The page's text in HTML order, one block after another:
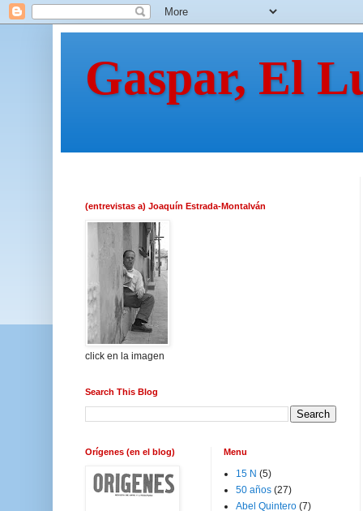
Gaspar, El
(entrevistas a) Joaquín Estrada-Montalván
click en la imagen
Search This Blog
Orígenes (en el blog) Menu
15 N (5)
50 años (27)
Abel Quintero (7)